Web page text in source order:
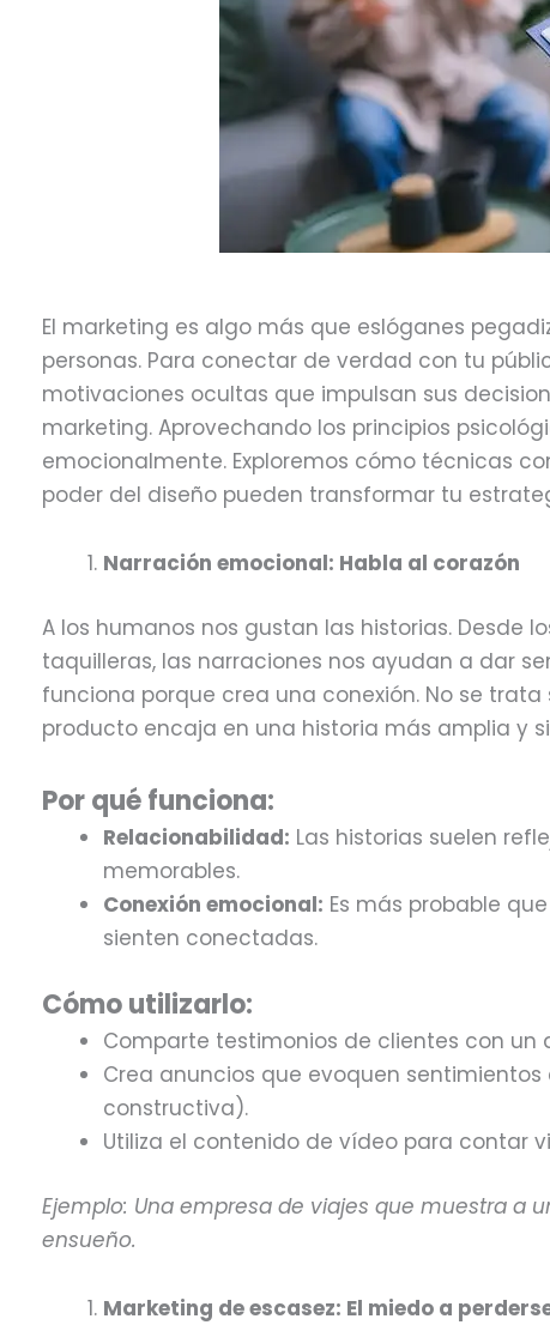
El marketing es algo más que eslóganes
personas. Para conectar de verdad con tu
motivaciones ocultas que impulsan sus
marketing. Aprovechando los principios
emocionalmente. Exploremos cómo técnicas
poder del diseño pueden transformar tu
Narración emocional: Habla al corazón
A los humanos nos gustan las historias. Desde
taquilleras, las narraciones nos ayudan a dar
funciona porque crea una conexión. No se
producto encaja en una historia más amplia y
Por qué funciona:
Relacionabilidad: Las historias suelen
memorables.
Conexión emocional: Es más probable
sienten conectadas.
Cómo utilizarlo:
Comparte testimonios de clientes con un
Crea anuncios que evoquen
constructiva).
Utiliza el contenido de vídeo para contar
Ejemplo: Una empresa de viajes que muestra a
ensueño.
Marketing de escasez: El miedo a